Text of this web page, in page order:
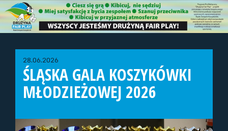
28.06.2026
ŚLĄSKA GALA KOSZYKÓWKI
MŁODZIEŻOWEJ 2026